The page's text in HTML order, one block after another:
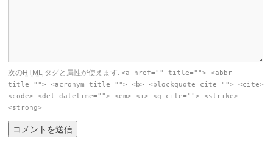
次のHTML タグと属性が使えます:<a href="" title=""> <abbr
title=""> <acronym title=""> <b> <blockquote cite=""> <cite>
<code> <del datetime=""> <em> <i> <q cite=""> <strike>
<strong>